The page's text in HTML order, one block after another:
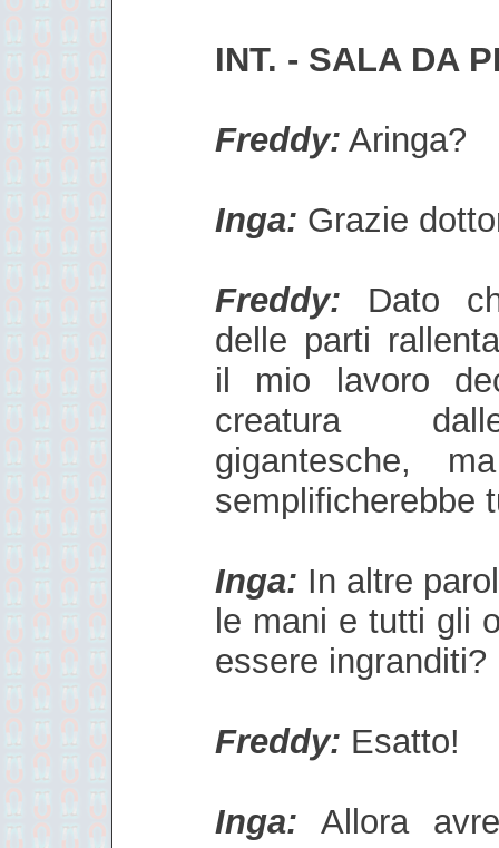
INT. - SALA DA
Freddy: Aringa?
Inga: Grazie
Freddy:
Dato
delle parti
il mio lavoro
creatura
gigantesche,
semplificherebbe
Inga: In altre
le mani e tutti gli
essere ingranditi?
Freddy: Esatto!
Inga: Allora